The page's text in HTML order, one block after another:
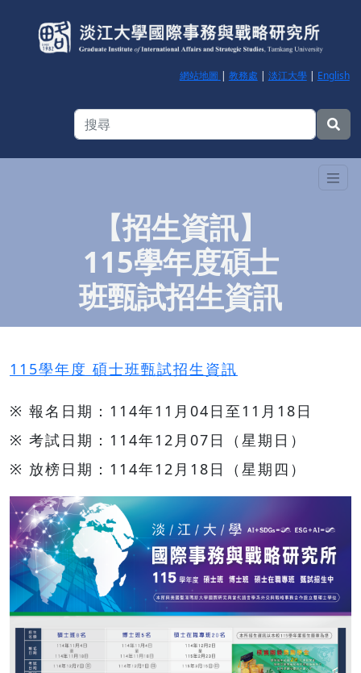
網站地圖 | 教務處 | 淡江大學| English
【招生資訊】
115學年度碩士
班甄試招生資訊
115學年度 碩士班甄試招生資訊
※ 報名日期：114年11月04日至11月18日
※ 考試日期：114年12月07日（星期日）
※ 放榜日期：114年12月18日（星期四）